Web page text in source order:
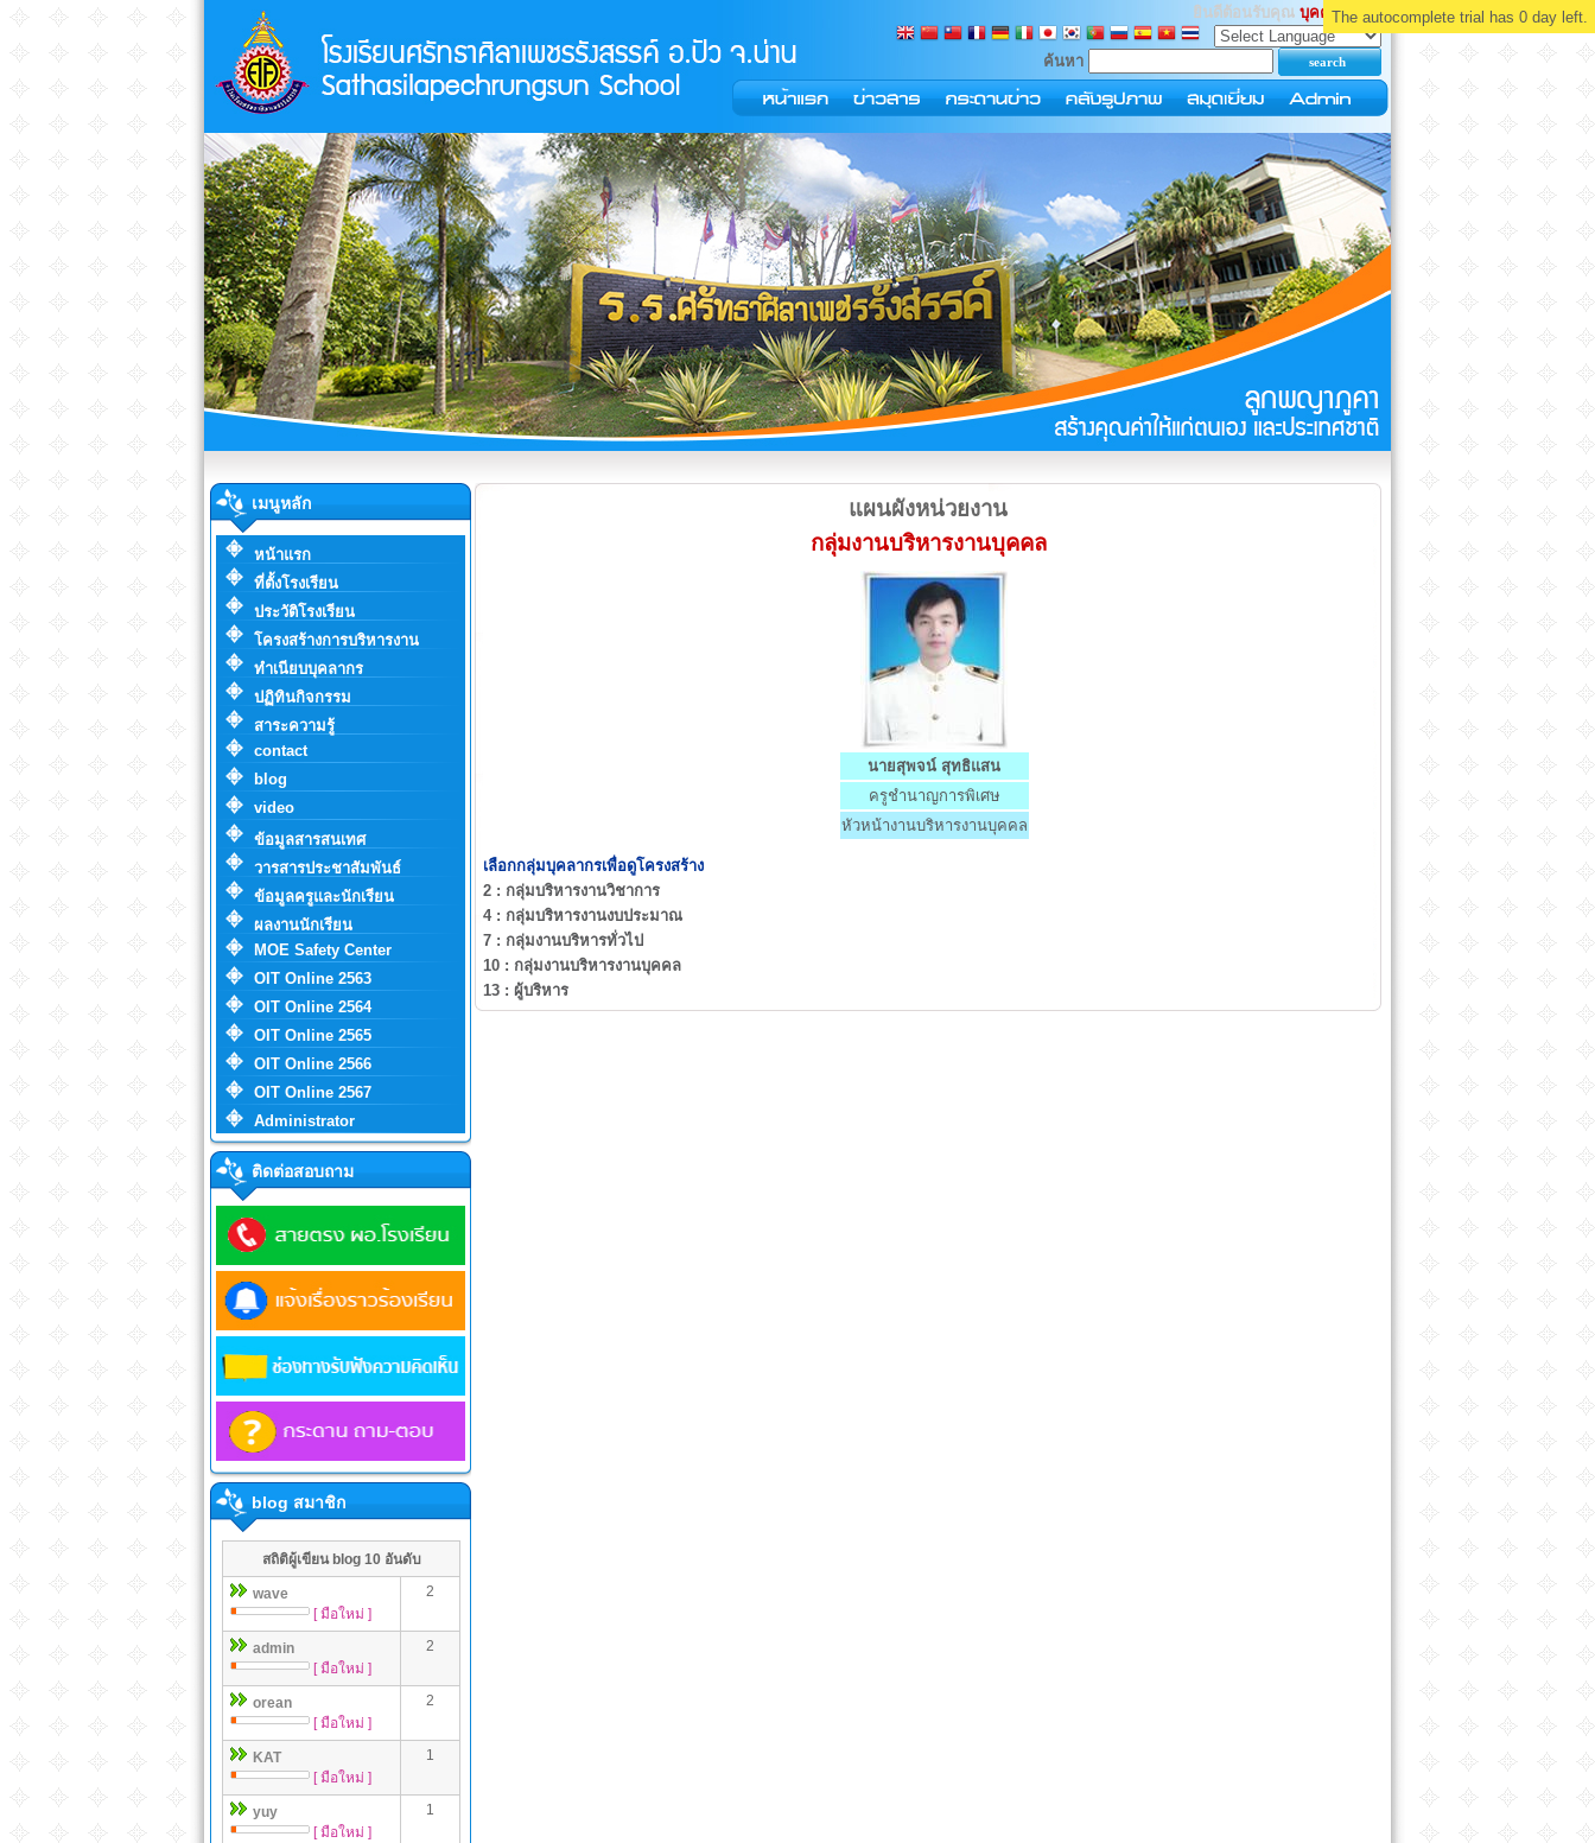
ยินดีต้อนรับคุณ บุคคลทั่วไป
ค้นหา
เมนูหลัก
หน้าแรก
ที่ตั้งโรงเรียน
ประวัติโรงเรียน
โครงสร้างการบริหารงาน
ทำเนียบบุคลากร
ปฏิทินกิจกรรม
สาระความรู้
contact
blog
video
ข้อมูลสารสนเทศ
วารสารประชาสัมพันธ์
ข้อมูลครูและนักเรียน
ผลงานนักเรียน
MOE Safety Center
OIT Online 2563
OIT Online 2564
OIT Online 2565
OIT Online 2566
OIT Online 2567
Administrator
ติดต่อสอบถาม
blog สมาชิก
สถิติผู้เขียน blog 10 อันดับ
wave
[ มือใหม่ ]
2
admin
[ มือใหม่ ]
2
orean
[ มือใหม่ ]
2
KAT
[ มือใหม่ ]
1
yuy
[ มือใหม่ ]
1
แผนผังหน่วยงาน
กลุ่มงานบริหารงานบุคคล
นายสุพจน์ สุทธิแสน
ครูชำนาญการพิเศษ
หัวหน้างานบริหารงานบุคคล
เลือกกลุ่มบุคลากรเพื่อดูโครงสร้าง
2 : กลุ่มบริหารงานวิชาการ
4 : กลุ่มบริหารงานงบประมาณ
7 : กลุ่มงานบริหารทั่วไป
10 : กลุ่มงานบริหารงานบุคคล
13 : ผู้บริหาร
The autocomplete trial has 0 day left.